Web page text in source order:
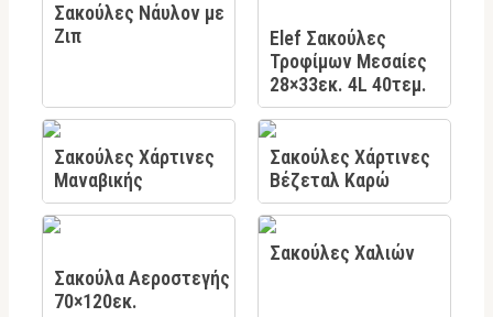
Σακούλες Νάυλον με
Ζιπ
Elef Σακούλες
Τροφίμων Μεσαίες
28×33εκ. 4L 40τεμ.
Σακούλες Χάρτινες
Μαναβικής
Σακούλες Χάρτινες
Βέζεταλ Καρώ
Σακούλα Αεροστεγής
70×120εκ.
Σακούλες Χαλιών